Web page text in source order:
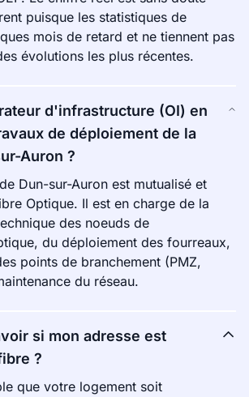
puisque les statistiques de
mois de retard et ne tiennent pas
évolutions les plus récentes.
d'infrastructure (OI) en
de déploiement de la
Auron ?
Dun-sur-Auron est mutualisé et
Optique. Il est en charge de la
des noeuds de
du déploiement des fourreaux,
points de branchement (PMZ,
du réseau.
si mon adresse est
?
que votre logement soit